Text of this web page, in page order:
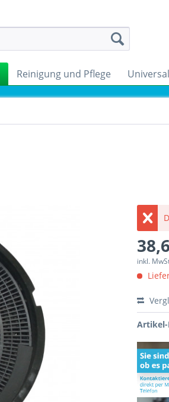
Reinigung und Pflege Universal
inkl.
Artikel-